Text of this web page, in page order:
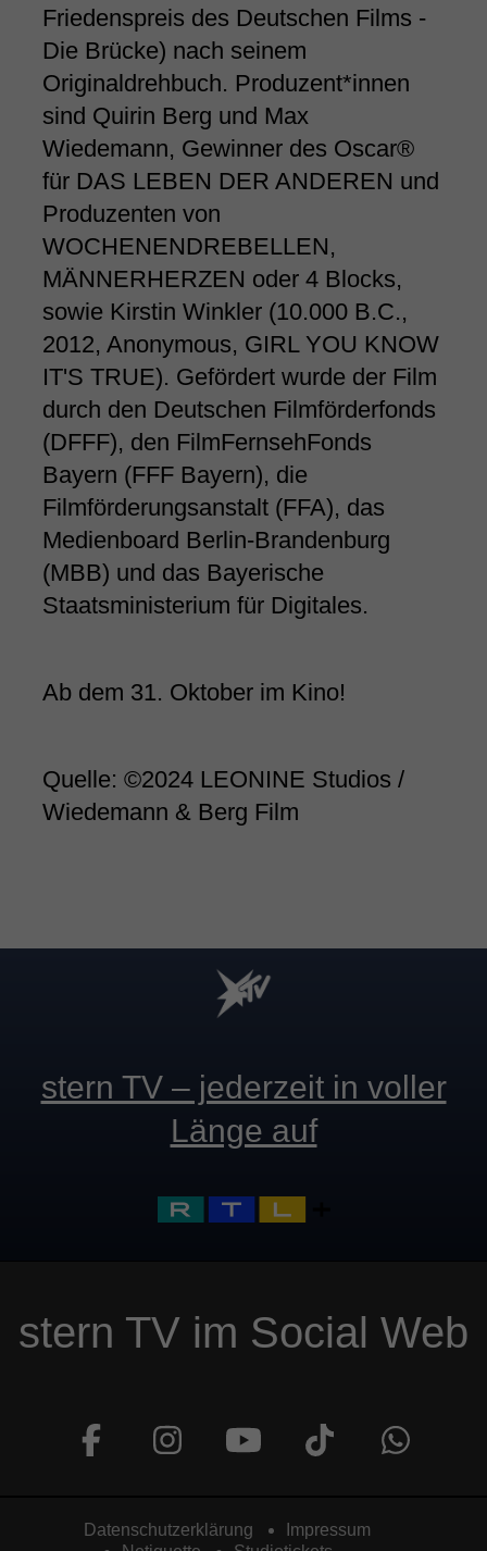
Friedenspreis des Deutschen Films -
Die Brücke) nach seinem
Originaldrehbuch. Produzent*innen
sind Quirin Berg und Max
Wiedemann, Gewinner des Oscar®
für DAS LEBEN DER ANDEREN und
Produzenten von
WOCHENENDREBELLEN,
MÄNNERHERZEN oder 4 Blocks,
sowie Kirstin Winkler (10.000 B.C.,
2012, Anonymous, GIRL YOU KNOW
IT'S TRUE). Gefördert wurde der Film
durch den Deutschen Filmförderfonds
(DFFF), den FilmFernsehFonds
Bayern (FFF Bayern), die
Filmförderungsanstalt (FFA), das
Medienboard Berlin-Brandenburg
(MBB) und das Bayerische
Staatsministerium für Digitales.
Ab dem 31. Oktober im Kino!
Quelle: ©2024 LEONINE Studios /
Wiedemann & Berg Film
stern TV – jederzeit in voller
Länge auf
stern TV im Social Web
Datenschutzerklärung
Impressum